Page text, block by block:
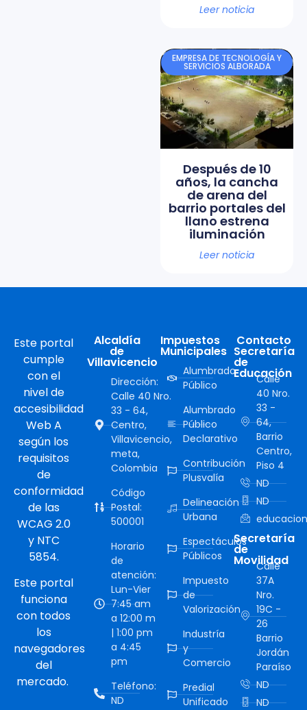
Leer noticia
EMPRESA DE TECNOLOGÍA Y
SERVICIOS ALBORADA
Después de 10
años, la cancha
de arena del
barrio portales del
llano estrena
iluminación
Leer noticia
Este portal
cumple
con el
nivel de
accesibilidad
Web A
según los
requisitos
de
conformidad
de las
WCAG 2.0
y NTC
5854.
Este portal
funciona
con todos
los
navegadores
del
mercado.
Alcaldía
de
Villavicencio
Dirección:
Calle 40 Nro.
33 - 64,
Centro,
Villavicencio,
meta,
Colombia
Código
Postal:
500001
Horario
de
atención:
Lun-Vier
7:45 am
a 12:00 m
| 1:00 pm
a 4:45
pm
Teléfono:
ND
Impuestos
Municipales
Alumbrado
Público
Alumbrado
Público
Declarativo
Contribución
Plusvalía
Delineación
Urbana
Espectáculos
Públicos
Impuesto
de
Valorización
Industría
y
Comercio
Predial
Unificado
Contacto
Secretaría
de
Educación
Calle
40 Nro.
33 -
64,
Barrio
Centro,
Piso 4
ND
ND
Secretaría
de
Movilidad
Calle
37A
Nro.
19C -
26
Barrio
Jordán
Paraíso
ND
ND